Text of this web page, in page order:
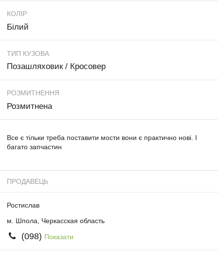
КОЛІР
Білий
ТИП КУЗОВА
Позашляховик / Кросовер
РОЗМИТНЕННЯ
Розмитнена
Все є тільки треба поставити мости вони є практично нові. І
багато запчастин
ПРОДАВЕЦЬ
Ростислав
м. Шпола, Черкасская область
(098) Показати